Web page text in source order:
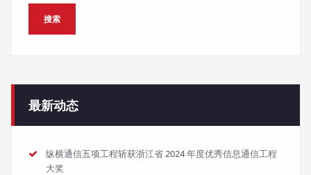
最新动态
纵横通信五项工程斩获浙江省 2024 年度优秀信息通信工程
大奖